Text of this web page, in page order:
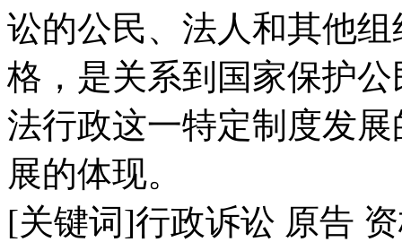
讼的公民、法人和其他
格，是关系到国家保护
法行政这一特定制度发
展的体现。
[关键词]行政诉讼 原告